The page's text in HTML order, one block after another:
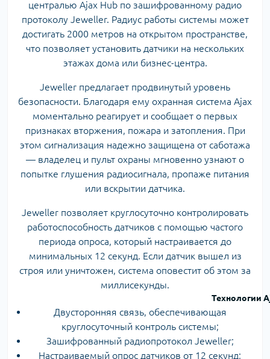
централью Ajax Hub по зашифрованному радио
протоколу Jeweller. Радиус работы системы может
достигать 2000 метров на открытом пространстве,
что позволяет установить датчики на нескольких
этажах дома или бизнес-центра.
Jeweller предлагает продвинутый уровень
безопасности. Благодаря ему охранная система Ajax
моментально реагирует и сообщает о первых
признаках вторжения, пожара и затопления. При
этом сигнализация надежно защищена от саботажа
— владелец и пульт охраны мгновенно узнают о
попытке глушения радиосигнала, пропаже питания
или вскрытии датчика.
Jeweller позволяет круглосуточно контролировать
работоспособность датчиков с помощью частого
периода опроса, который настраивается до
минимальных 12 секунд. Если датчик вышел из
строя или уничтожен, система оповестит об этом за
миллисекунды.
Технологии
Двусторонняя связь, обеспечивающая
круглосуточный контроль системы;
Зашифрованный радиопротокол Jeweller;
Настраиваемый опрос датчиков от 12 секунд;